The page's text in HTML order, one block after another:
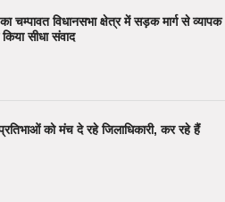
चम्पावत विधानसभा क्षेत्र में सड़क मार्ग से व्यापक
किया सीधा संवाद
को मंच दे रहे जिलाधिकारी, कर रहे हैं